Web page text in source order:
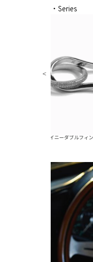
・Series
メタルシャイニーダブルフィンガーリン